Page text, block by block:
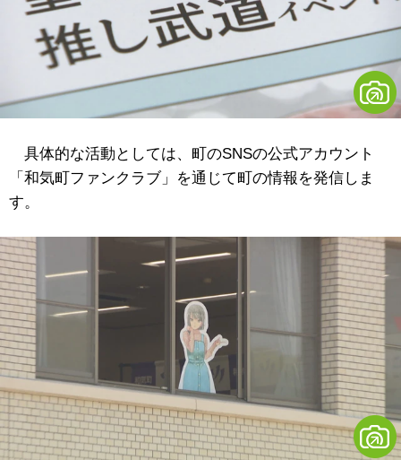
具体的な活動としては、町のSNSの公式アカウント
「和気町ファンクラブ」を通じて町の情報を発信しま
す。